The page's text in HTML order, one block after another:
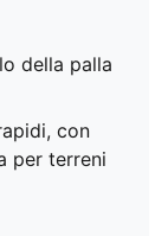
della palla
con
per terreni